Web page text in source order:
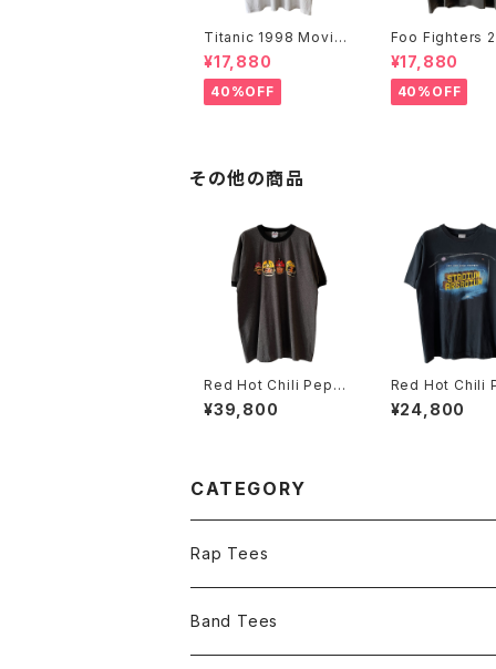
Titanic 1998 Movie
Promo Tee White
¥17,880
40%OFF
Foo Fighters
FF Logo Band
¥17,880
40%OFF
その他の商品
Red Hot Chili Pepp
ers 2006 Stadium A
rcadium Ringer Ban
¥39,800
Red Hot Chili
ers 2006
rcadium Tour
¥24,800
CATEGORY
Rap Tees
Band Tees